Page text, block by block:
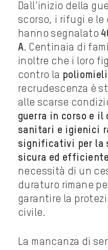
Dall’inizio della
scorso, i rifugi e le
hanno segnalato
A. Centinaia di
inoltre che i loro
contro la
recrudescenza è
alle scarse
guerra in corso e il
sanitari e igienici
significativi per la
sicura ed
necessità di un
duraturo rimane
garantire la
civile.
La mancanza di